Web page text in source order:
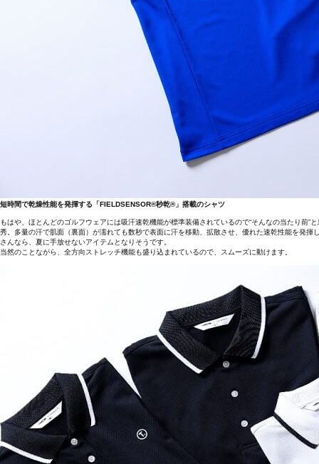
短時間で乾燥性能を発揮する「FIELDSENSOR®秒乾®」搭載のシャツ
もはや、ほとんどのゴルフウェアには吸汗速乾機能が標準装備されているので“そんなの当たり
秀。多量の汗で肌面（裏面）が濡れても数秒で表面に汗を移動、拡散させ、優れた速乾性能を発
さんなら、夏に手放せないアイテムとなりそうです。
当然のことながら、全方向ストレッチ機能も盛り込まれているので、スムーズに動けます。